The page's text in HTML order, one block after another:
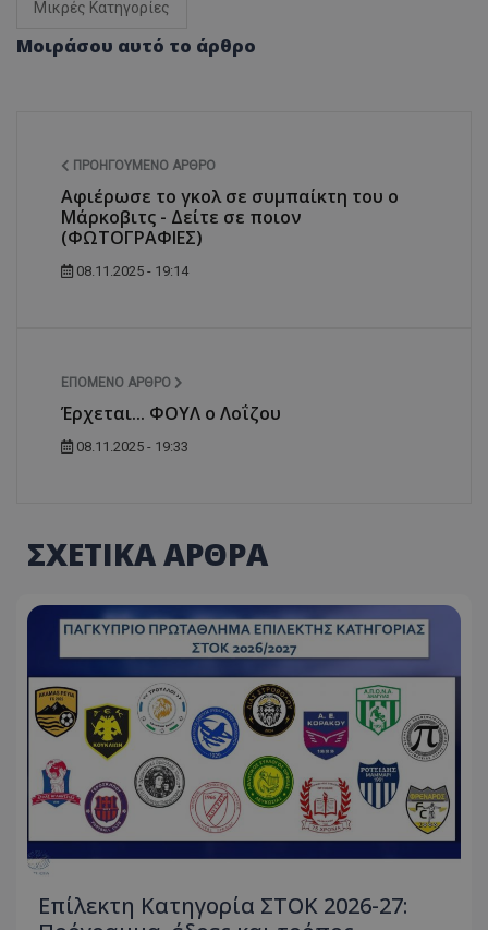
Μικρές Κατηγορίες
Μοιράσου αυτό το άρθρο
ΠΡΟΗΓΟΎΜΕΝΟ ΆΡΘΡΟ
Αφιέρωσε το γκολ σε συμπαίκτη του ο
Μάρκοβιτς - Δείτε σε ποιον
(ΦΩΤΟΓΡΑΦΙΕΣ)
08.11.2025 - 19:14
ΕΠΌΜΕΝΟ ΆΡΘΡΟ
Έρχεται... ΦΟΥΛ ο Λοΐζου
08.11.2025 - 19:33
ΣΧΕΤΙΚΑ ΑΡΘΡΑ
Επίλεκτη Κατηγορία ΣΤΟΚ 2026-27: